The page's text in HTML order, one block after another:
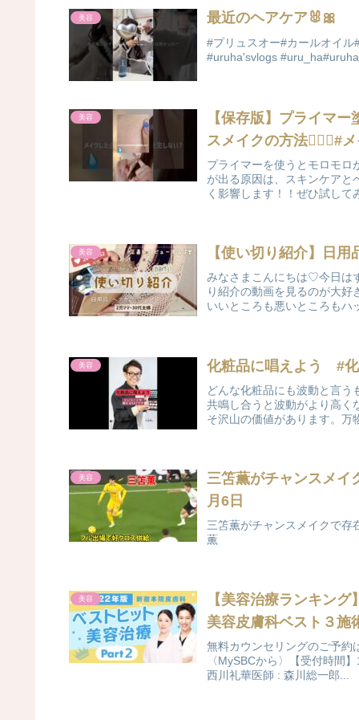
美容 最近のヘアケア🐰🎀
#プリュスオー#カールオイ
#uruha'svlogs
美容
【保存版】プライマ
スメイクの方法
プライマーを使うとモロモロ
が出る原因は、スキンケアと
く影響します！！ぜひ試し
美容 【使い切り紹介】日
みなさまこんにちは♡今日は
り紹介の動画を見るのが大
いいところも悪いところもハ
美容 化粧品に唱えよう #
どんな化粧品にも波動と言
共鳴し合うと波動がより高く
そ沢山の価値があります。万
美容
三笘薫がチャンスメイ
月6日
三笘薫がチャンスメイクで存
薫
美容
【美容治療ランキン
美容皮膚科ベスト３施
無料カウンセリングのご予
〈MySBCから〉【受付時間
西川礼華医師 : 森川総一郎...